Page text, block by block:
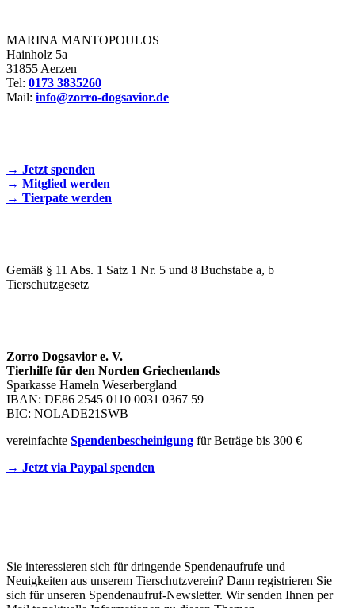
MARINA MANTOPOULOS
Hainholz 5a
31855 Aerzen
Tel: 0173 3835260
Mail: info@zorro-dogsavior.de
→ Jetzt spenden
→ Mitglied werden
→ Tierpate werden
Gemäß § 11 Abs. 1 Satz 1 Nr. 5 und 8 Buchstabe a, b
Tierschutzgesetz
Zorro Dogsavior e. V.
Tierhilfe für den Norden Griechenlands
Sparkasse Hameln Weserbergland
IBAN: DE86 2545 0110 0031 0367 59
BIC: NOLADE21SWB
vereinfachte Spendenbescheinigung für Beträge bis 300 €
→ Jetzt via Paypal spenden
Sie interessieren sich für dringende Spendenaufrufe und
Neuigkeiten aus unserem Tierschutzverein? Dann registrieren Sie
sich für unseren Spendenaufruf-Newsletter. Wir senden Ihnen per